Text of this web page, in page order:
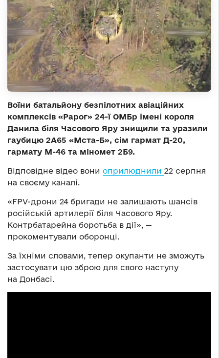
Воїни батальйону безпілотних авіаційних
комплексів «Рарог» 24-ї ОМБр імені короля
Данила біля Часового Яру знищили та уразили
гаубицю 2А65 «Мста-Б», сім гармат Д-20,
гармату М-46 та міномет 2Б9.
Відповідне відео вони оприлюднили 22 серпня
на своєму каналі.
«FPV-дрони 24 бригади не залишають шансів
російській артилерії біля Часового Яру.
Контрбатарейна боротьба в дії», —
прокоментували оборонці.
За їхніми словами, тепер окупанти не зможуть
застосувати цю зброю для свого наступу
на Донбасі.